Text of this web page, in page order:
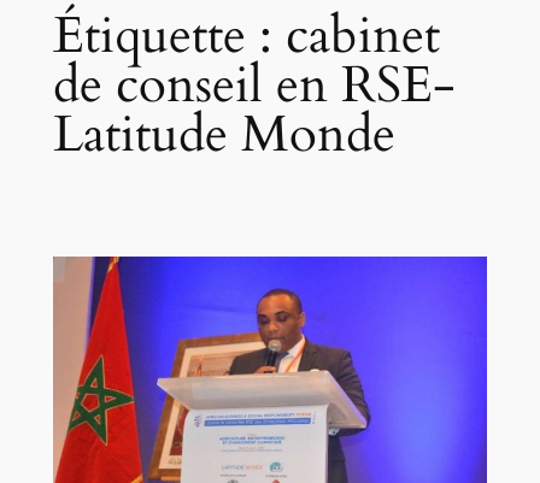
Étiquette : cabinet
de conseil en RSE-
Latitude Monde